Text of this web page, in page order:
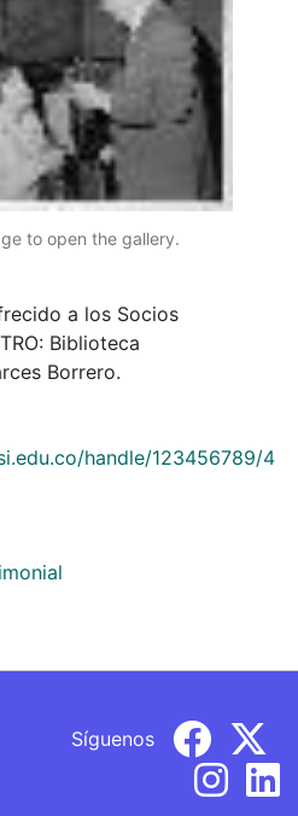
to open the gallery.
a los Socios
Biblioteca
Borrero.
handle/123456789/4
Síguenos